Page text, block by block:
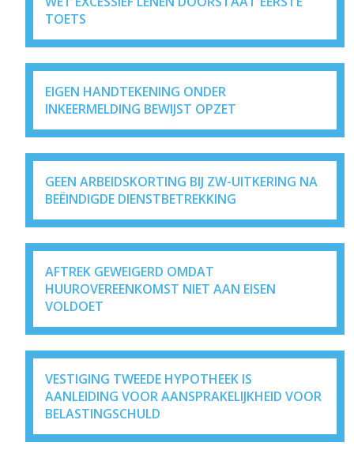
TOETS
EIGEN HANDTEKENING ONDER
INKEERMELDING BEWIJST OPZET
GEEN ARBEIDSKORTING BIJ ZW-UITKERING NA
BEËINDIGDE DIENSTBETREKKING
AFTREK GEWEIGERD OMDAT
HUUROVEREENKOMST NIET AAN EISEN
VOLDOET
VESTIGING TWEEDE HYPOTHEEK IS
AANLEIDING VOOR AANSPRAKELIJKHEID VOOR
BELASTINGSCHULD